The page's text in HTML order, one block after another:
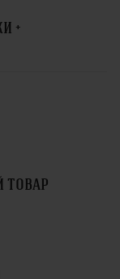
+
товар